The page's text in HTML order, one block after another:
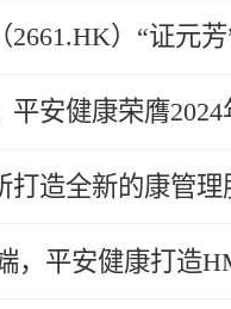
2661.HK）“证元芳
平安健康荣膺2024
打造全新的康管理
，平安健康打造